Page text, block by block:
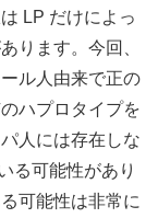
LP だけによっ
ります。今回、
ル人由来で正の
ハプロタイプを
人には存在しな
る可能性があり
可能性は非常に